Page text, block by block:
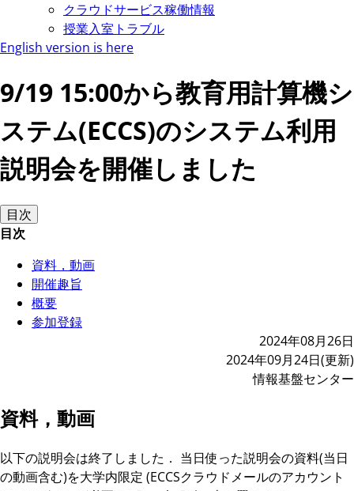
クラウドサービス稼働情報
授業入室トラブル
English version is here
9/19 15:00から教育用計算機シ
ステム(ECCS)のシステム利用
説明会を開催しました
目次
目次
資料，動画
開催趣旨
概要
参加登録
2024年08月26日
2024年09月24日(更新)
情報基盤センター
資料，動画
以下の説明会は終了しました． 当日使った説明会の資料(当日
の動画含む)を大学内限定 (ECCSクラウドメールのアカウント